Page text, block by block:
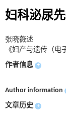
妇科泌尿
张晓薇述
《妇产与遗传（电
作者信息 +
Author information
文章历史 +